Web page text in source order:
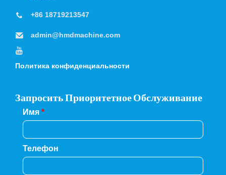
+86 18719213547
admin@hmdmachine.com
Политика конфиденциальности
Запросить Приоритетное Обслуживание
Имя *
Телефон